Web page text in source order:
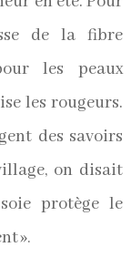
de la fibre
les peaux
les rougeurs.
des savoirs
on disait
protège le
».